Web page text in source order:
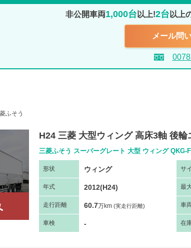
非公開車両1,000台 以上!2台 以上
メール問
ふそう
H24 三菱 大型ウィング 高床3軸 後輪
三菱ふそう スーパーグレート 大型 ウィング QKG-
形状 ウィング サ
年式 2012(H24) 最
走行距離 60.7万km (実走行距離) 車
車検 - 在